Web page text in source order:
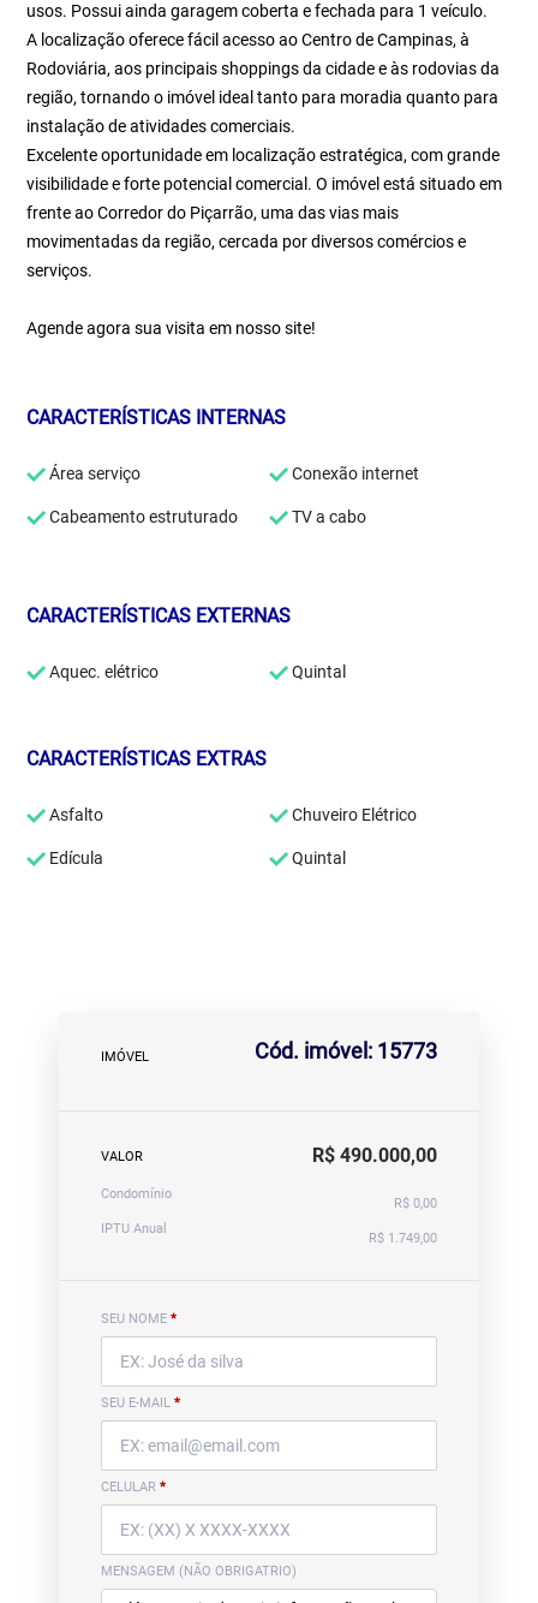
usos. Possui ainda garagem coberta e fechada para 1 veículo.
A localização oferece fácil acesso ao Centro de Campinas, à
Rodoviária, aos principais shoppings da cidade e às rodovias da
região, tornando o imóvel ideal tanto para moradia quanto para
instalação de atividades comerciais.
Excelente oportunidade em localização estratégica, com grande
visibilidade e forte potencial comercial. O imóvel está situado em
frente ao Corredor do Piçarrão, uma das vias mais
movimentadas da região, cercada por diversos comércios e
serviços.
Agende agora sua visita em nosso site!
CARACTERÍSTICAS INTERNAS
Área serviço Conexão internet
Cabeamento estruturado TV a cabo
CARACTERÍSTICAS EXTERNAS
Aquec. elétrico Quintal
CARACTERÍSTICAS EXTRAS
Asfalto Chuveiro Elétrico
Edícula Quintal
IMÓVEL Cód. imóvel: 15773
VALOR R$ 490.000,00
Condomínio
R$ 0,00
IPTU Anual
R$ 1.749,00
SEU NOME *
SEU E-MAIL *
CELULAR *
MENSAGEM (NÃO OBRIGATRIO)